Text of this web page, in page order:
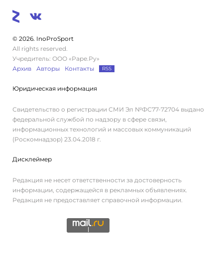
© 2026. InoProSport
All rights reserved.
Учредитель: ООО «Раре.Ру»
Архив
Авторы Контакты RSS
Юридическая информация
Свидетельство о регистрации СМИ Эл №ФС77-72704 выдано
федеральной службой по надзору в сфере связи,
информационных технологий и массовых коммуникаций
(Роскомнадзор) 23.04.2018 г.
Дисклеймер
Редакция не несет ответственности за достоверность
информации, содержащейся в рекламных объявлениях.
Редакция не предоставляет справочной информации.